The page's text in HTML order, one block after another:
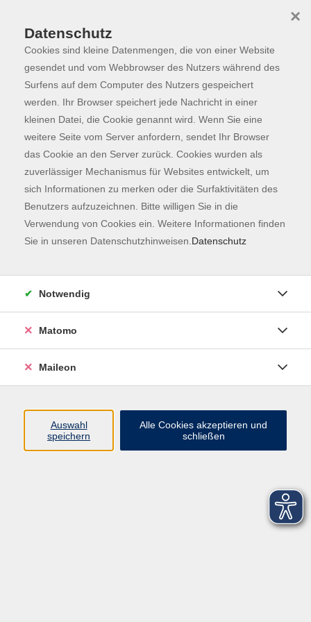
Skip to main content
Programm
Der Kurs konnte nicht gefunden werden.
Kontaktformular
Impressum
AGB
Datenschutzerklärung
Datenschutz
Cookies sind kleine Datenmengen, die von einer Website
gesendet und vom Webbrowser des Nutzers während des
Surfens auf dem Computer des Nutzers gespeichert
werden. Ihr Browser speichert jede Nachricht in einer
kleinen Datei, die Cookie genannt wird. Wenn Sie eine
weitere Seite vom Server anfordern, sendet Ihr Browser
das Cookie an den Server zurück. Cookies wurden als
zuverlässiger Mechanismus für Websites entwickelt, um
sich Informationen zu merken oder die Surfaktivitäten des
Benutzers aufzuzeichnen. Bitte willigen Sie in die
Verwendung von Cookies ein. Weitere Informationen finden
Sie in unseren Datenschutzhinweisen. Datenschutz
×
Notwendig
Matomo
Maileon
Auswahl
speichern
Alle Cookies akzeptieren und
schließen